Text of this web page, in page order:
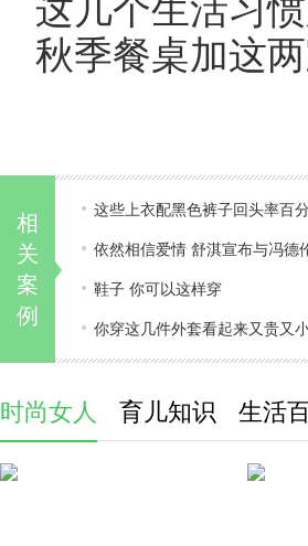
这几个生活习
秋季餐桌加这
相
关
案
例
这些上衣配黑色裤子回头率百
依然相信爱情 舒淇宣布与冯德
鞋子 你可以这样穿
你穿这几件外套看起来又贵又
时尚女人 育儿知识 生活